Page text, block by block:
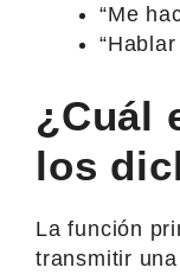
“Me
¿Cuál
los
La función
transmitir